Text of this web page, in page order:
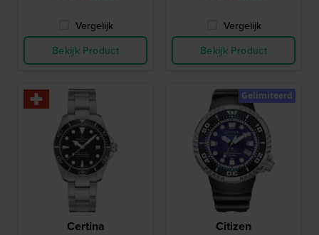
Vergelijk
Bekijk Product
Vergelijk
Bekijk Product
Certina Citizen
Gelimiteerd